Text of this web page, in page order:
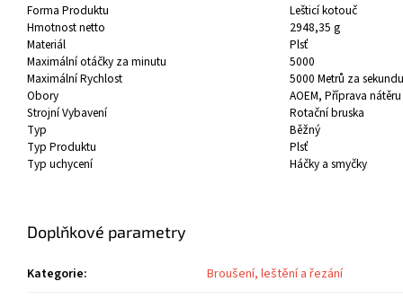
Forma Produktu
Lešticí kotouč
Hmotnost netto
2948,35 g
Materiál
Plsť
Maximální otáčky za minutu
5000
Maximální Rychlost
5000 Metrů za sekundu
Obory
AOEM, Příprava nátěru
Strojní Vybavení
Rotační bruska
Typ
Běžný
Typ Produktu
Plsť
Typ uchycení
Háčky a smyčky
Doplňkové parametry
Kategorie:
Broušení, leštění a řezání